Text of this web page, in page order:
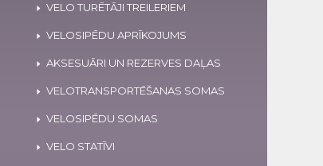
VELO TURĒTĀJI TREILERIEM
VELOSIPĒDU APRĪKOJUMS
AKSESUĀRI UN REZERVES DAĻAS
VELOTRANSPORTĒŠANAS SOMAS
VELOSIPĒDU SOMAS
VELO STATĪVI